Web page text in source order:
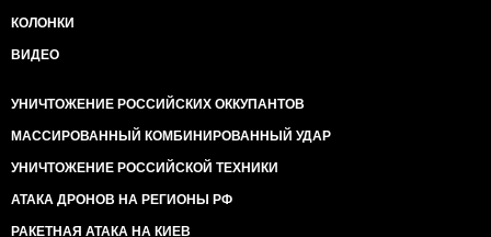
КОЛОНКИ
ВИДЕО
УНИЧТОЖЕНИЕ РОССИЙСКИХ ОККУПАНТОВ
МАССИРОВАННЫЙ КОМБИНИРОВАННЫЙ УДАР
УНИЧТОЖЕНИЕ РОССИЙСКОЙ ТЕХНИКИ
АТАКА ДРОНОВ НА РЕГИОНЫ РФ
РАКЕТНАЯ АТАКА НА КИЕВ